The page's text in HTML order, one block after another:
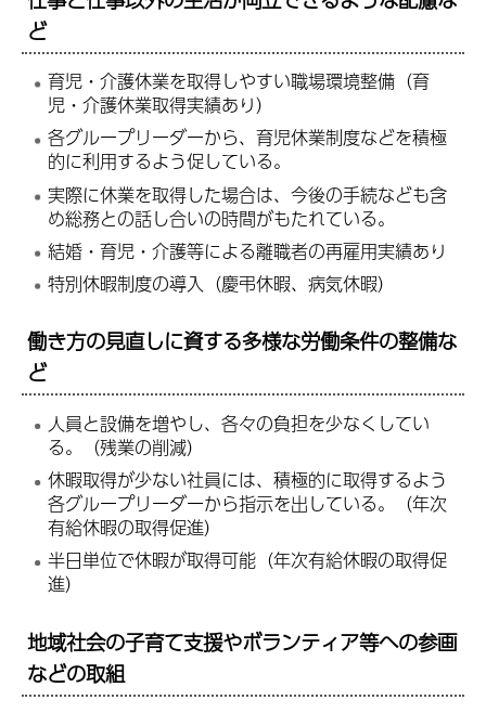
ど
育児・介護休業を取得しやすい職場環境整備（育
児・介護休業取得実績あり）
各グループリーダーから、育児休業制度などを積極
的に利用するよう促している。
実際に休業を取得した場合は、今後の手続なども含
め総務との話し合いの時間がもたれている。
結婚・育児・介護等による離職者の再雇用実績あり
特別休暇制度の導入（慶弔休暇、病気休暇）
働き方の見直しに資する多様な労働条件の整備な
ど
人員と設備を増やし、各々の負担を少なくしてい
る。（残業の削減）
休暇取得が少ない社員には、積極的に取得するよう
各グループリーダーから指示を出している。（年次
有給休暇の取得促進）
半日単位で休暇が取得可能（年次有給休暇の取得促
進）
地域社会の子育て支援やボランティア等への参画
などの取組